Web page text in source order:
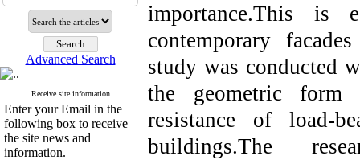
Advanced Search
Receive site information
Enter your Email in the
following box to receive
the site news and
information.
importance.This is
contemporary
study was conducted
the geometric form
resistance of load-
buildings.The